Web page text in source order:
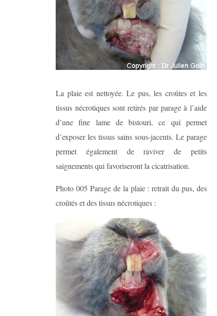
La plaie est nettoyée. Le pus, les croûtes et les
tissus nécrotiques sont retirés par parage à l’aide
d’une fine lame de bistouri, ce qui permet
d’exposer les tissus sains sous-jacents. Le parage
permet également de raviver de petits
saignements qui favoriseront la cicatrisation.
Photo 005 Parage de la plaie : retrait du pus, des
croûtés et des tissus nécrotiques :